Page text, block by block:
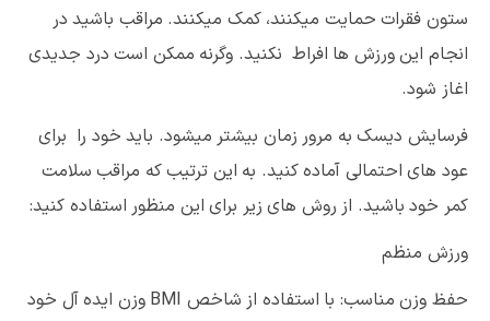
ستون فقرات حمایت میکنند، کمک میکنند. مراقب باشید در
انجام این ورزش ها افراط نکنید. وگرنه ممکن است درد جدیدی
اغاز شود.
فرسایش دیسک به مرور زمان بیشتر میشود. باید خود را برای
عود های احتمالی آماده کنید. به این ترتیب که مراقب سلامت
کمر خود باشید. از روش های زیر برای این منظور استفاده کنید:
ورزش منظم
حفظ وزن مناسب: با استفاده از شاخص BMI وزن ایده آل خود